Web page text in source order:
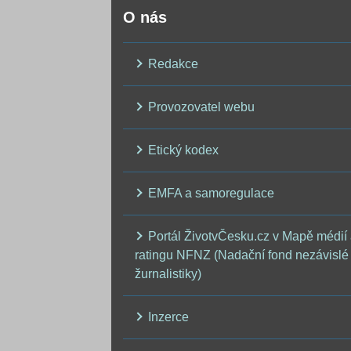
O nás
Redakce
Provozovatel webu
Etický kodex
EMFA a samoregulace
Portál ŽivotvČesku.cz v Mapě médií
ratingu NFNZ (Nadační fond nezávislé
žurnalistiky)
Inzerce